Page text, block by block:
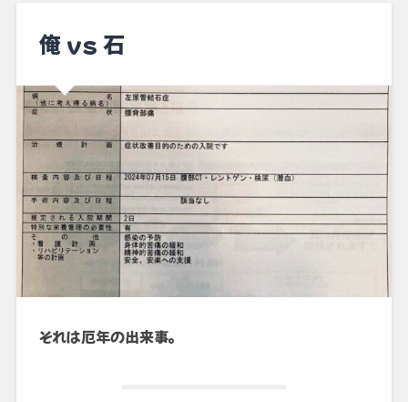
俺 vs 石
それは厄年の出来事。